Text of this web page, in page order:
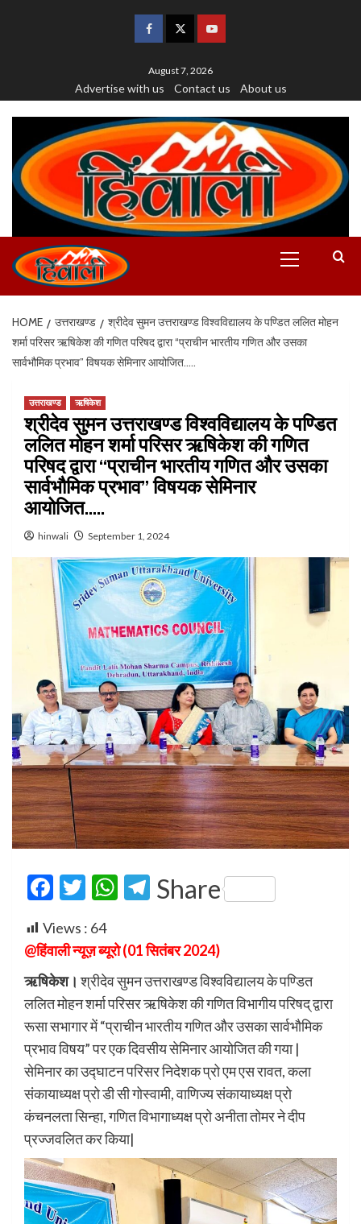
August 7, 2026
Advertise with us Contact us About us
HOME उत्तराखण्ड
श्रीदेव सुमन उत्तराखण्ड विश्वविद्यालय के पण्डित ललित मोहन
शर्मा परिसर ऋषिकेश की गणित परिषद द्वारा “प्राचीन भारतीय गणित और उसका
सार्वभौमिक प्रभाव” विषयक सेमिनार आयोजित…..
उत्तराखण्ड ऋषिकेश
श्रीदेव सुमन उत्तराखण्ड विश्वविद्यालय के पण्डित
ललित मोहन शर्मा परिसर ऋषिकेश की गणित
परिषद द्वारा “प्राचीन भारतीय गणित और उसका
सार्वभौमिक प्रभाव” विषयक सेमिनार
आयोजित…..
hinwali September 1, 2024
Facebook
Twitter
WhatsApp
Telegram
Share
Views : 64
@हिंवाली न्यूज़ ब्यूरो (01 सितंबर 2024)
ऋषिकेश।श्रीदेव सुमन उत्तराखण्ड विश्वविद्यालय के पण्डित
ललित मोहन शर्मा परिसर ऋषिकेश की गणित विभागीय परिषद् द्वारा
रूसा सभागार में “प्राचीन भारतीय गणित और उसका सार्वभौमिक
प्रभाव विषय” पर एक दिवसीय सेमिनार आयोजित की गया |
सेमिनार का उद्घाटन परिसर निदेशक प्रो एम एस रावत, कला
संकायाध्यक्ष प्रो डी सी गोस्वामी, वाणिज्य संकायाध्यक्ष प्रो
कंचनलता सिन्हा, गणित विभागाध्यक्ष प्रो अनीता तोमर ने दीप
प्रज्जवलित कर किया|